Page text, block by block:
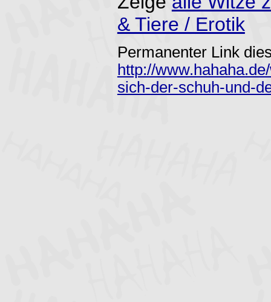
& Tiere / Erotik
Permanenter Link
http://
sich-der-schuh-und-